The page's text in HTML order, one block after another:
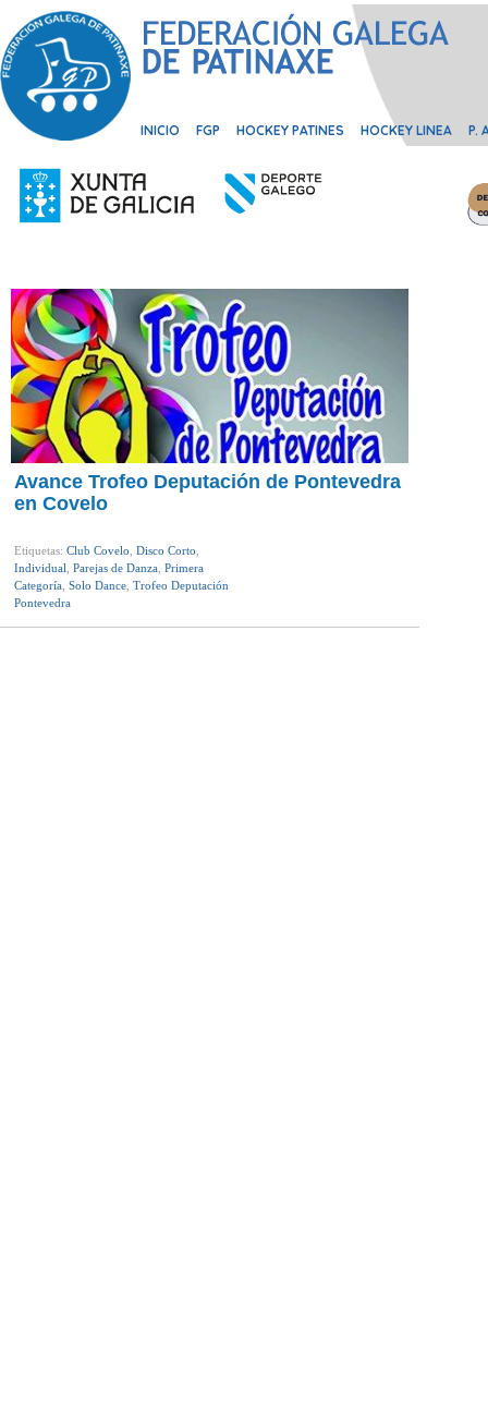
INICIO FGP HOCKEY PATINES HOCKEY LINEA P.
Avance Trofeo Deputación de Pontevedra
en Covelo
Etiquetas: Club Covelo Disco Corto
Individual Parejas de Danza Primera
Categoría Solo Dance Trofeo Deputación
Pontevedra